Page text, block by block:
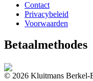
Contact
Privacybeleid
Voorwaarden
Betaalmethodes
© 2026 Kluitmans Berkel-